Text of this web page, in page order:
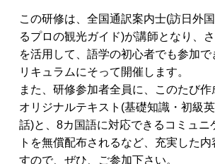
この研修は、全国通訳案内士(訪日外
るプロの観光ガイド)が講師となり、
を活用して、語学の初心者でも参加で
リキュラムにそって開催します。
また、研修参加者全員に、このたび
オリジナルテキスト(基礎知識・初級
話)と、8カ国語に対応できるコミュニ
トを無償配布されるなど、充実した内
すので、ぜひ、ご参加下さい。